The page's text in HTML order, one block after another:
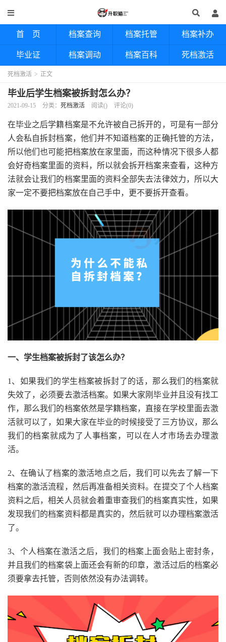
首 页 档案查询 档案托管 档案补办
毕业证 档案调动 档案百科 死档激活
死档激活 > 正文
毕业后学生档案被拆封怎么办？
2021-09-15 分类： 死档激活 阅读() 评论(0)
在毕业之后学籍档案是不允许被自己拆开的，可是有一部分
人会私自拆封档案，他们并不知道档案的正确托管的方法，
所以他们也可能把档案放在家里面，而这种情况下很多人都
会好奇档案里面的资料，所以就会拆开档案来查看，这种方
法就会让我们的档案里面的资料全部失去法律效力，所以大
家一定不要把档案放在自己手中，更不要拆开查看。
一、学生档案被拆封了该怎么办？
1、如果我们的学生档案被拆封了的话，那么我们的档案就
失效了，必须要去激活档案。如果大家刚毕业并且没有找工
作，那么我们的档案依然是学籍档案，直接在学校里面去激
活就可以了，如果大家在毕业的时候接受了三方协议，那么
我们的档案就成为了人事档案，可以在人才市场去办理激
活。
2、在确认了档案的激活地点之后，我们可以先去了解一下
档案的激活流程，然后再准备相关资料。在提交了个人档案
资料之后，相关人员就会着重审查我们的档案真实性，如果
发现我们的档案资料都是真实的，然后就可以办理档案激活
了。
3、个人档案在激活之后，我们的档案上面会贴上密封条，
并且我们的档案袋上面还会有新的印章，激活过后的档案必
须要拿去托管，否则依然没有办法调转。